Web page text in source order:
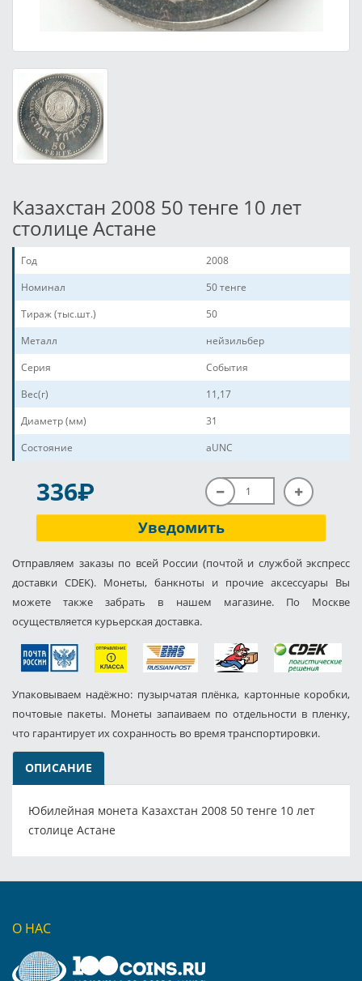
Казахстан 2008 50 тенге 10 лет
столице Астане
Год
2008
Номинал
50 тенге
Тираж (тыс.шт.)
50
Металл
нейзильбер
Серия
События
Вес(г)
11,17
Диаметр (мм)
31
Состояние
aUNC
336P
Уведомить
Отправляем заказы по всей России (почтой и службой экспресс
доставки CDEK). Монеты, банкноты и прочие аксессуары Вы
можете также забрать в нашем магазине. По Москве
осуществляется курьерская доставка.
Упаковываем надёжно: пузырчатая плёнка, картонные коробки,
почтовые пакеты. Монеты запаиваем по отдельности в пленку,
что гарантирует их сохранность во время транспортировки.
ОПИСАНИЕ
Юбилейная монета Казахстан 2008 50 тенге 10 лет
столице Астане
О НАС